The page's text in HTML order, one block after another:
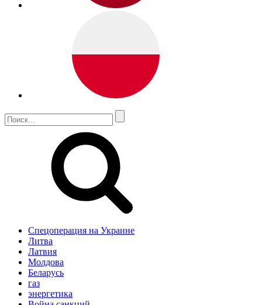
Спецоперация на Украине
Литва
Латвия
Молдова
Беларусь
газ
энергетика